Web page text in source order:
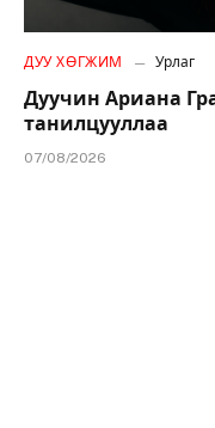
ДУУ ХӨГЖИМ Урлаг
Дуучин Ариана
танилцууллаа
07/08/2026